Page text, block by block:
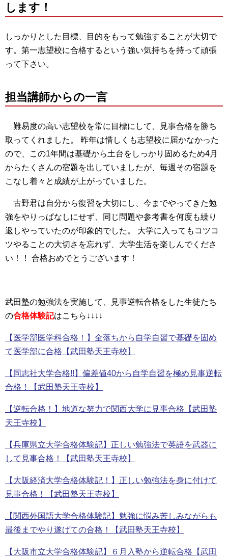
します！
しっかりとした目標、目的をもって勉強することが大切で
す。第一志望校に合格するという強い気持ちを持って頑張
って下さい。
担当講師からの一言
難易度の高い志望校を常に目標にして、見事合格を勝ち
取ってくれました。 昨年は惜しくも志望校に届かなかった
ので、この1年間は基礎から土台をしっかり固めるため4月
からたくさんの宿題を出していましたが、毎週その宿題を
こなし着々と成績が上がっていました。
古野君は自分から復習を大切にし、今までやってきた勉
強をやりっぱなしにせず、同じ問題や参考書を何度も繰り
返しやっていたのが印象的でした。 大学に入ってもコツコ
ツやることの大切さを忘れず、大学生活を楽しんでくださ
い！！ 合格おめでとうございます！
武田塾の勉強法を実施して、見事逆転合格をした生徒たち
の合格体験記はこちら↓↓↓↓
【医学部医学科合格！】全落ちから自学自習で基礎を固め
て医学部に合格【武田塾天王寺校】
【同志社大学合格!!】偏差値40から自学自習を極め見事逆転
合格！【武田塾天王寺校】
【逆転合格！】地道な努力で関西大学に見事合格【武田塾
天王寺校】
【兵庫県立大学合格体験記】正しい勉強法で英語を武器に
して見事合格！【武田塾天王寺校】
【大阪経済大学合格体験記！】正しい勉強法を身に付けて
見事合格！【武田塾天王寺校】
【関西外国語大学合格体験記】勉強に悩み苦しみながらも
最後までやり遂げての合格！【武田塾天王寺校】
【大阪市立大学合格体験記】６月入塾から逆転合格【武田